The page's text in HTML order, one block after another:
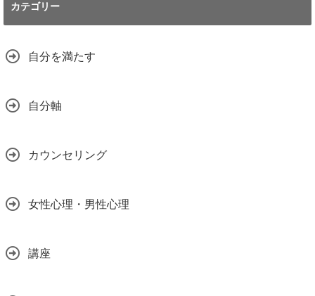
カテゴリー
自分を満たす
自分軸
カウンセリング
女性心理・男性心理
講座